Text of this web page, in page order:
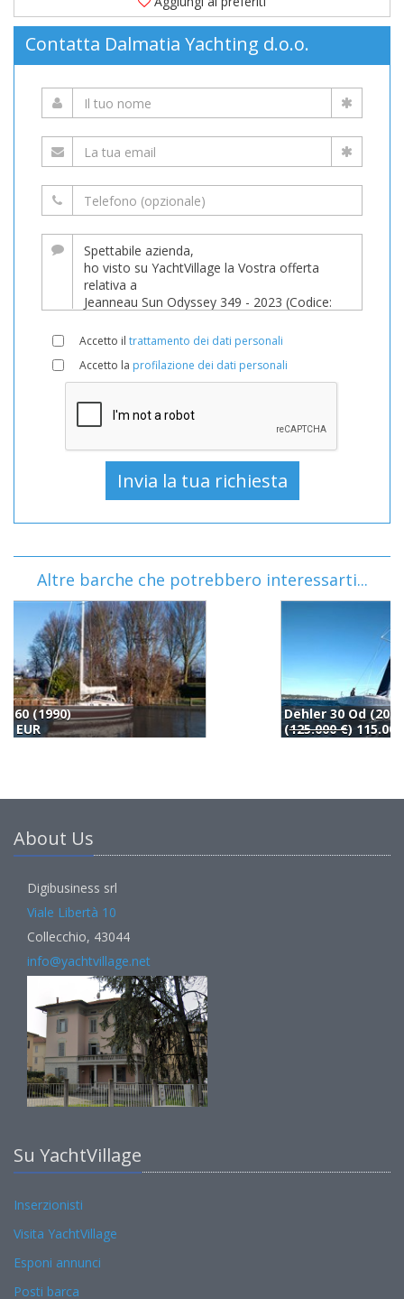
Contatta Dalmatia Yachting d.o.o.
Accetto il trattamento dei dati personali
Accetto la profilazione dei dati personali
Altre barche che potrebbero interessarti...
Dehler 30 Od (2020)
(125.000 €
About Us
Digibusiness srl
Viale Libertà 10
Collecchio, 43044
info@yachtvillage.net
Su YachtVillage
Inserzionisti
Visita YachtVillage
Esponi annunci
Posti barca